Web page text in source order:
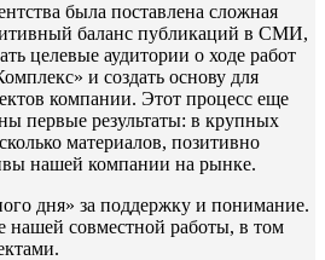
была поставлена сложная
баланс публикаций в СМИ,
целевые аудитории о ходе работ
и создать основу для
компании. Этот процесс еще
первые результаты: в крупных
материалов, позитивно
нашей компании на рынке.
дня» за поддержку и понимание.
нашей совместной работы, в том